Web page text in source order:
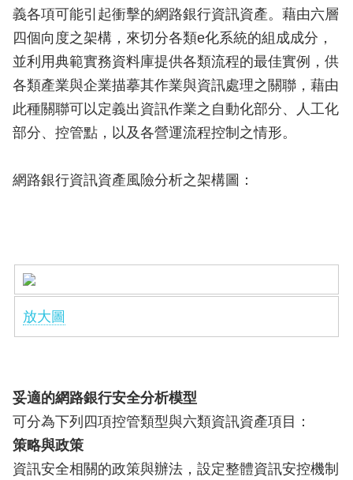
義各項可能引起衝擊的網路銀行資訊資產。藉由六層
四個向度之架構，來切分各類e化系統的組成成分，
並利用典範實務資料庫提供各類流程的最佳實例，供
各類產業與企業描摹其作業與資訊處理之關聯，藉由
此種關聯可以定義出資訊作業之自動化部分、人工化
部分、控管點，以及各營運流程控制之情形。
網路銀行資訊資產風險分析之架構圖：
放大圖
妥適的網路銀行安全分析模型
可分為下列四項控管類型與六類資訊資產項目：
策略與政策
資訊安全相關的政策與辦法，設定整體資訊安控機制